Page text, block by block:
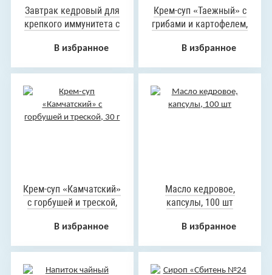
Завтрак кедровый для
крепкого иммунитета с
облепихой, 40 г
В избранное
Крем-суп «Таежный» с
грибами и картофелем,
В избранное
Крем-суп «Камчатский»
с горбушей и треской,
В избранное
Масло кедровое,
капсулы, 100 шт
В избранное